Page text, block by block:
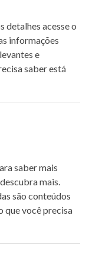
detalhes acesse o
informações
e
saber está
saber mais
mais.
são conteúdos
que você precisa